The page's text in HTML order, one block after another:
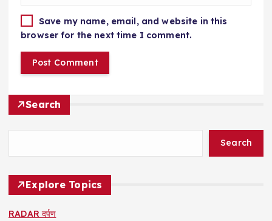
Save my name, email, and website in this
browser for the next time I comment.
Search
Search
Explore Topics
RADAR दर्पण